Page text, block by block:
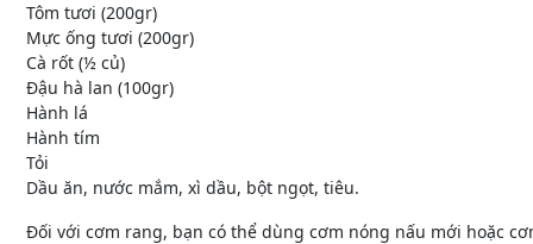
Tôm tươi (200gr)
Mực ống tươi (200gr)
Cà rốt (½ củ)
Đậu hà lan (100gr)
Hành lá
Hành tím
Tỏi
Dầu ăn, nước mắm, xì dầu, bột ngọt, tiêu.
Đối với cơm rang, bạn có thể dùng cơm nóng nấu mới hoặc